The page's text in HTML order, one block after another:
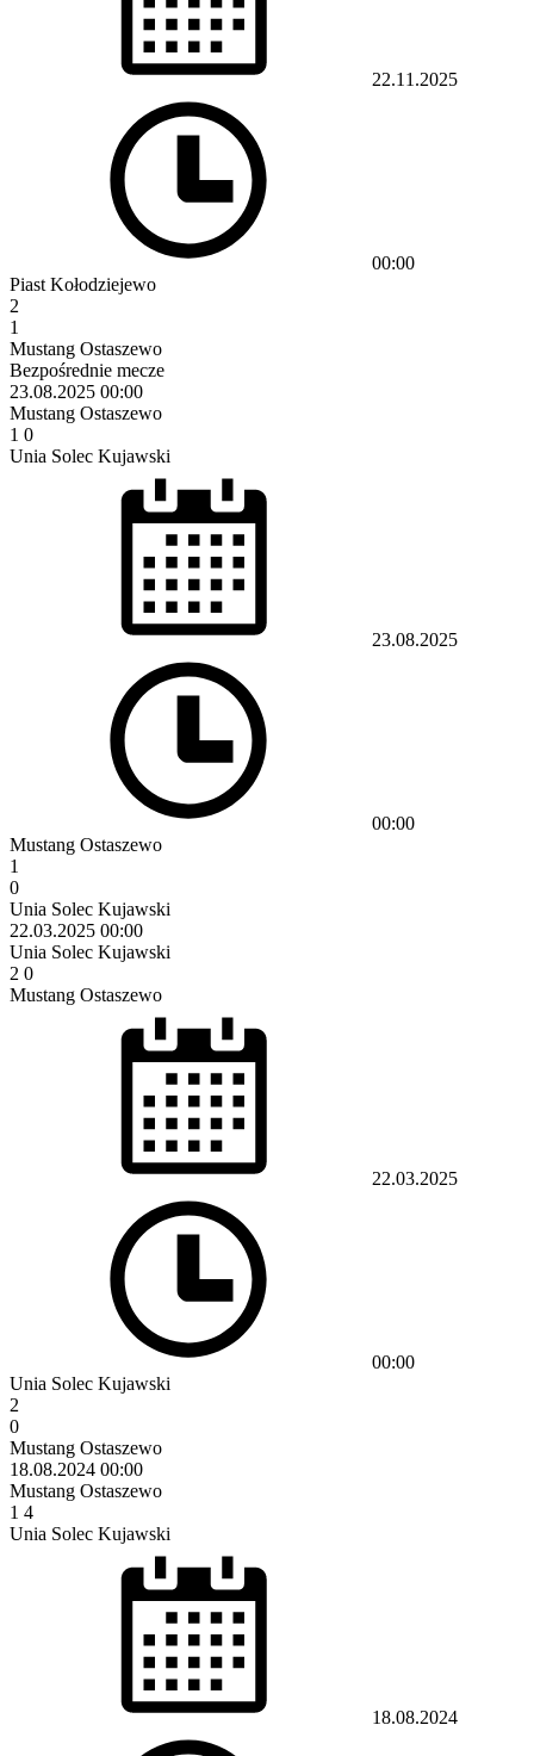
22.11.2025
00:00
Piast Kołodziejewo
2
1
Mustang Ostaszewo
Bezpośrednie mecze
23.08.2025 00:00
Mustang Ostaszewo
1 0
Unia Solec Kujawski
23.08.2025
00:00
Mustang Ostaszewo
1
0
Unia Solec Kujawski
22.03.2025 00:00
Unia Solec Kujawski
2 0
Mustang Ostaszewo
22.03.2025
00:00
Unia Solec Kujawski
2
0
Mustang Ostaszewo
18.08.2024 00:00
Mustang Ostaszewo
1 4
Unia Solec Kujawski
18.08.2024